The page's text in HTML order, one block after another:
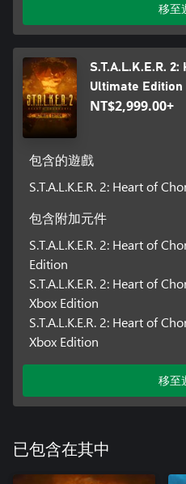
移至
S.T.A.L.K.E.R.
Ultimate Edition
NT$2,999.00+
包含的遊戲
S.T.A.L.K.E.R. 2: Heart of
包含附加元件
S.T.A.L.K.E.R. 2: Heart of
Edition
S.T.A.L.K.E.R. 2: Heart of
Xbox Edition
S.T.A.L.K.E.R. 2: Heart of
Xbox Edition
移至
已包含在其中